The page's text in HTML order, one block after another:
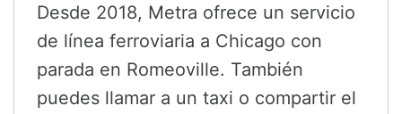
Desde 2018, Metra ofrece un servicio
de línea ferroviaria a Chicago con
parada en Romeoville. También
puedes llamar a un taxi o compartir el